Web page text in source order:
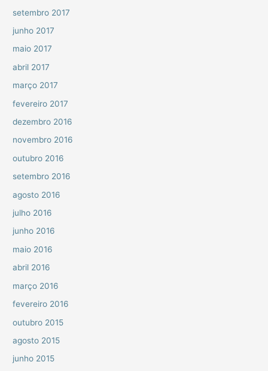
setembro 2017
junho 2017
maio 2017
abril 2017
março 2017
fevereiro 2017
dezembro 2016
novembro 2016
outubro 2016
setembro 2016
agosto 2016
julho 2016
junho 2016
maio 2016
abril 2016
março 2016
fevereiro 2016
outubro 2015
agosto 2015
junho 2015